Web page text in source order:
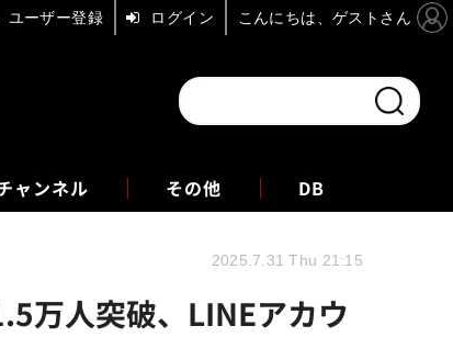
ャンネル
エム その他 DB
万人突破、LINEアカウ
2025.7.31 Thu 21:15
ユーザー登録 ログイン こんにちは、ゲストさん